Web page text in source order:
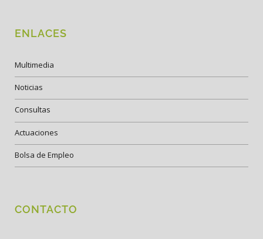
ENLACES
Multimedia
Noticias
Consultas
Actuaciones
Bolsa de Empleo
CONTACTO